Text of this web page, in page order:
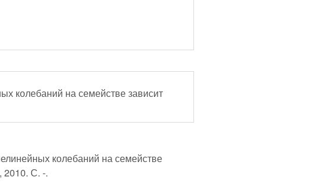
семействе зависит
колебаний на семействе
2010. С. -.